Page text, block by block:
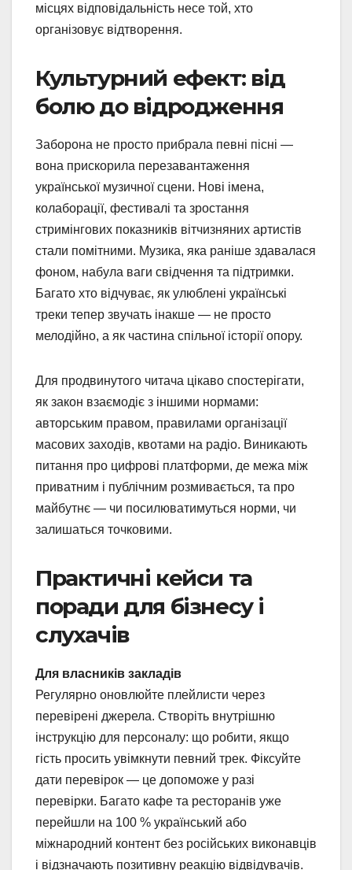
місцях відповідальність несе той, хто
організовує відтворення.
Культурний ефект: від
болю до відродження
Заборона не просто прибрала певні пісні —
вона прискорила перезавантаження
української музичної сцени. Нові імена,
колаборації, фестивалі та зростання
стримінгових показників вітчизняних артистів
стали помітними. Музика, яка раніше здавалася
фоном, набула ваги свідчення та підтримки.
Багато хто відчуває, як улюблені українські
треки тепер звучать інакше — не просто
мелодійно, а як частина спільної історії опору.
Для продвинутого читача цікаво спостерігати,
як закон взаємодіє з іншими нормами:
авторським правом, правилами організації
масових заходів, квотами на радіо. Виникають
питання про цифрові платформи, де межа між
приватним і публічним розмивається, та про
майбутнє — чи посилюватимуться норми, чи
залишаться точковими.
Практичні кейси та
поради для бізнесу і
слухачів
Для власників закладів
Регулярно оновлюйте плейлисти через
перевірені джерела. Створіть внутрішню
інструкцію для персоналу: що робити, якщо
гість просить увімкнути певний трек. Фіксуйте
дати перевірок — це допоможе у разі
перевірки. Багато кафе та ресторанів уже
перейшли на 100 % український або
міжнародний контент без російських виконавців
і відзначають позитивну реакцію відвідувачів.